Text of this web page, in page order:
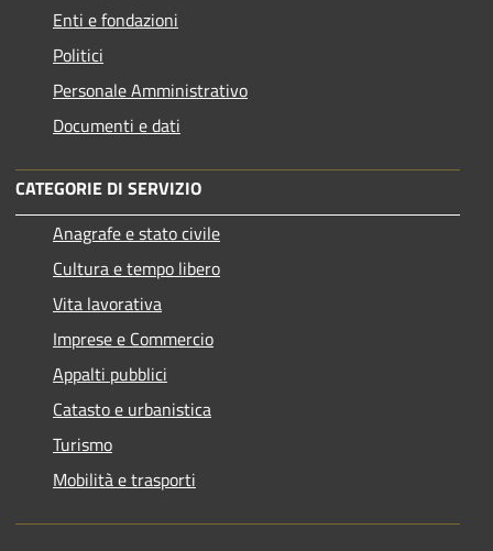
Enti e fondazioni
Politici
Personale Amministrativo
Documenti e dati
CATEGORIE DI SERVIZIO
Anagrafe e stato civile
Cultura e tempo libero
Vita lavorativa
Imprese e Commercio
Appalti pubblici
Catasto e urbanistica
Turismo
Mobilità e trasporti